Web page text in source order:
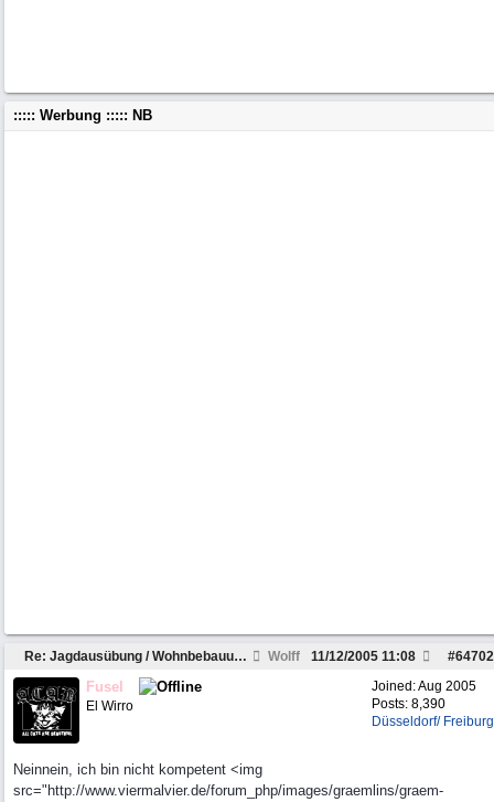
::::: Werbung ::::: NB
Re: Jagdausübung / Wohnbebauung Wolff #64702
11/12/2005 11:08
Joined:Aug 2005
Posts: 8,390
Düsseldorf/ Freiburg
Fusel
El Wirro
Neinnein, ich bin nicht kompetent <img
src="http://www.viermalvier.de/forum_php/images/graemlins/graem-